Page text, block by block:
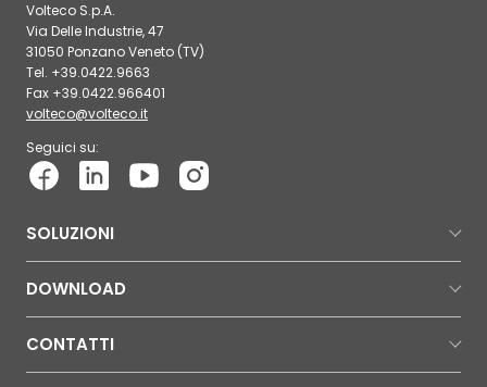
Volteco S.p.A.
Via Delle Industrie, 47
31050 Ponzano Veneto (TV)
Tel. +39.0422.9663
Fax +39.0422.966401
volteco@volteco.it
Seguici su:
SOLUZIONI
DOWNLOAD
CONTATTI